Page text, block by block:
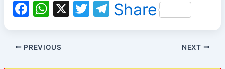
F
c
e
W
at
s
X
T
T
Share
PREVIOUS NEXT